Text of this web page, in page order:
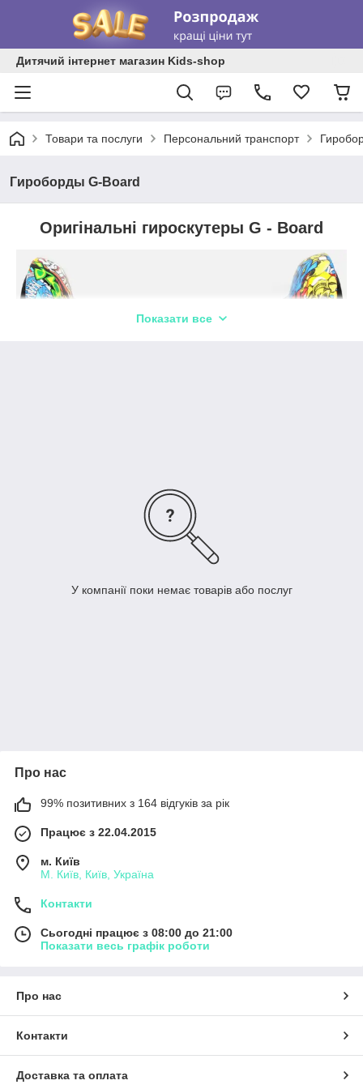
Дитячий інтернет магазин Kids-shop
Товари та послуги Персональний транспорт
Гироборды G-Board
Оригінальні гироскутеры G - Board
Для тривалих поїздок!
25 кілометрів для найбільшої моделі на одному заряді. Час
Заряджати необхідно приблизно 2 години (100% заряд)
Показати все
У компанії поки немає товарів або послуг
Про нас
99% позитивних з 164 відгуків за рік
Працює з 22.04.2015
м. Київ
М. Київ, Київ, Україна
Контакти
Сьогодні працює з 08:00 до 21:00
Показати весь графік роботи
Про нас
Контакти
Доставка та оплата